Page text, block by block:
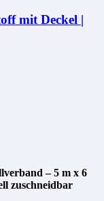
mit Deckel |
– 5 m x 6
zuschneidbar